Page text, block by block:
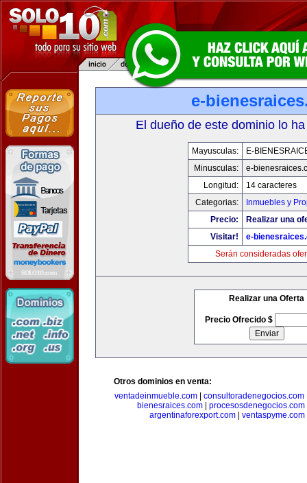
e-
El dueño de este dominio lo
Mayusculas:
E-
Minusculas:
e-
Longitud:
14 caracteres
Categorias:
Inmuebles y
Precio:
Realizar una
Visitar!
e-
Serán consideradas
Realizar una Oferta
Precio Ofrecido $
Otros dominios en venta:
ventadeinmueble.com| consultoradenegocios.com
bienesraices.com
procesosdenegocios.com
argentinaforexport.com| ventaspyme.com